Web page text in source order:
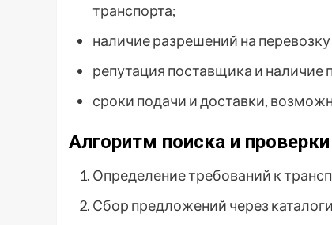
транспорта;
наличие разрешений на
репутация поставщика и
сроки подачи и доставки,
Алгоритм поиска и проверки
Определение требований к
Сбор предложений через